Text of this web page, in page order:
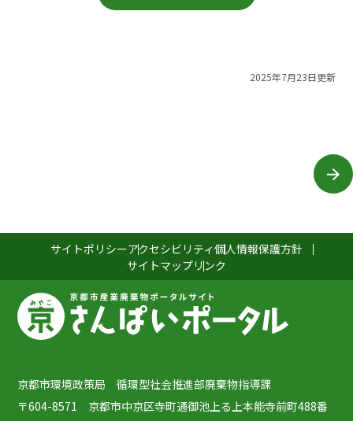
2025年7月23日更新
サイトポリシーアクセシビリティ個人情報保護方針
サイトマップリンク
京都市環境政策局 循環型社会推進部廃棄物指導課
〒604-8571 京都市中京区寺町通御池上る上本能寺前町488番